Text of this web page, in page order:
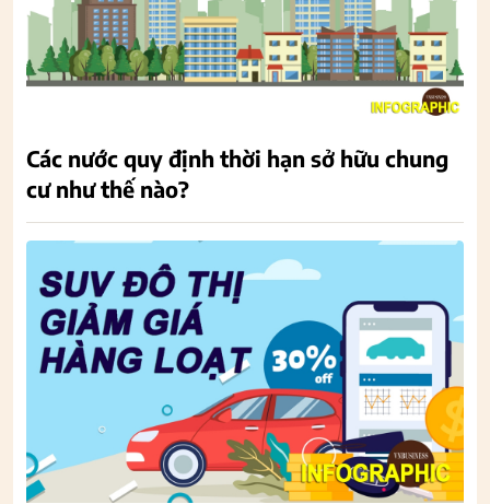
Các nước quy định thời hạn sở hữu chung
cư như thế nào?